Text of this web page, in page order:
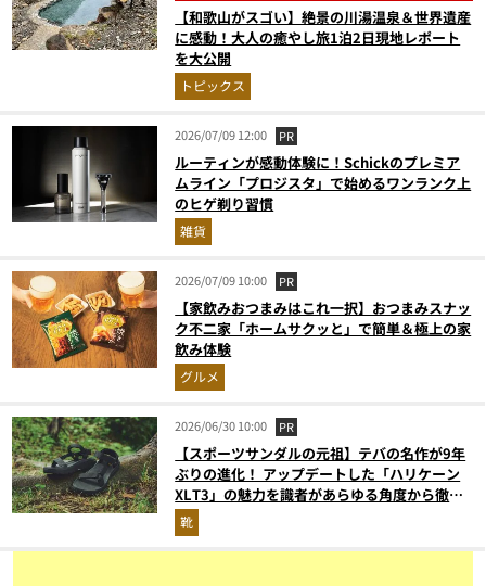
【和歌山がスゴい】絶景の川湯温泉＆世界遺産
に感動！大人の癒やし旅1泊2日現地レポート
を大公開
トピックス
2026/07/09 12:00 PR
ルーティンが感動体験に！Schickのプレミア
ムライン「プロジスタ」で始めるワンランク上
のヒゲ剃り習慣
雑貨
2026/07/09 10:00 PR
【家飲みおつまみはこれ一択】おつまみスナッ
ク不二家「ホームサクッと」で簡単＆極上の家
飲み体験
グルメ
2026/06/30 10:00 PR
【スポーツサンダルの元祖】テバの名作が9年
ぶりの進化！ アップデートした「ハリケーン
XLT3」の魅力を識者があらゆる角度から徹底
解説！
靴